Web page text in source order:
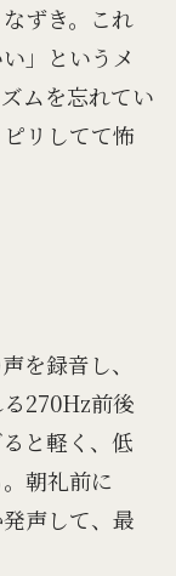
ずき。これ
」というメ
ムを忘れてい
リしてて怖
を録音し、
270Hz前後
と軽く、低
朝礼前に
声して、最